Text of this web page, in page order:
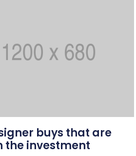
buys that are
the investment